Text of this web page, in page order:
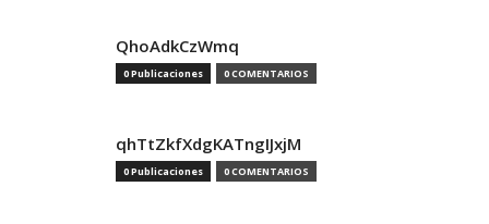
QhoAdkCzWmq
0 Publicaciones 0 COMENTARIOS
qhTtZkfXdgKATngIJxjM
0 Publicaciones 0 COMENTARIOS